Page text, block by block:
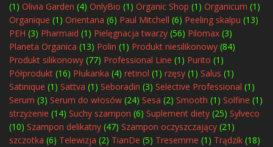
(1) Olivia Garden (4) OnlyBio (1) Organic Shop (1) Organicum (1)
Organique (1) Orientana (6) Paul Mitchell (6) Peeling skalpu (13)
PEH (3) Pharmaid (1) Pielęgnacja twarzy (56) Pilomax (3)
Planeta Organica (13) Polin (1) Produkt niesilikonowy (84)
Produkt silikonowy (77) Professional Line (1) Purito (1)
Półprodukt (16) Płukanka (4) retinol (1) rzęsy (1) Salus (1)
Satinique (1) Sattva (1) Seboradin (3) Selective Professional (1)
Serum (3) Serum do włosów (24) Sesa (2) Smooth (1) Solfine (1)
strzyżenie (14) Suchy szampon (6) Suplement diety (25) Sylveco
(10) Szampon delikatny (47) Szampon oczyszczający (21)
szczotka (6) Telewizja (2) TianDe (5) Tresemme (1) Trądzik (18)